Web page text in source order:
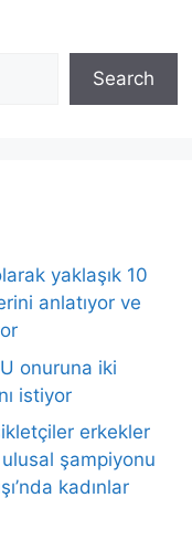
Search
yaklaşık 10
anlatıyor ve
onuruna iki
istiyor
erkekler
şampiyonu
kadınlar